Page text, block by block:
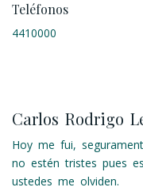
Teléfonos
4410000
Carlos Rodrigo
Hoy me fui,
no estén tristes pues
ustedes me olviden.